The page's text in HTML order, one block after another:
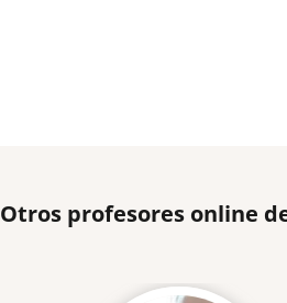
Otros profesores online